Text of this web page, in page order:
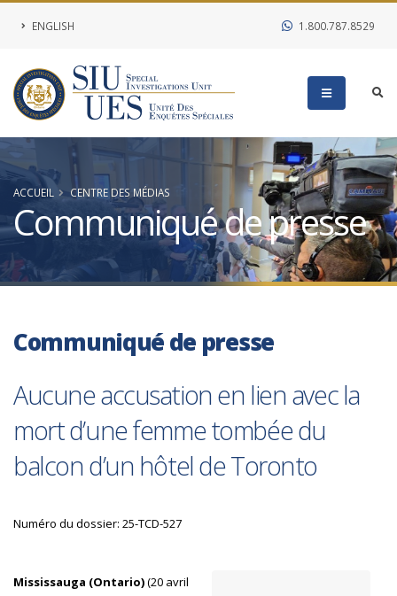
ENGLISH 1.800.787.8529
ACCUEIL CENTRE DES MÉDIAS
Communiqué de presse
Communiqué de presse
Aucune accusation en lien avec la
mort d’une femme tombée du
balcon d’un hôtel de Toronto
Numéro du dossier: 25-TCD-527
Mississauga (Ontario)(20 avril